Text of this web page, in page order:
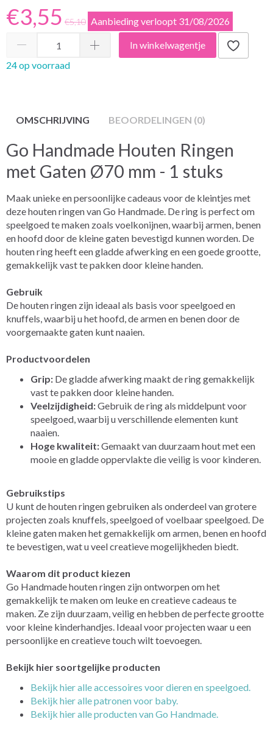
€3,55 €5,10 Aanbieding verloopt 31/08/2026
In winkelwagentje
24 op voorraad
OMSCHRIJVING BEOORDELINGEN (0)
Go Handmade Houten Ringen
met Gaten Ø70 mm - 1 stuks
Maak unieke en persoonlijke cadeaus voor de kleintjes met
deze houten ringen van Go Handmade. De ring is perfect om
speelgoed te maken zoals voelkonijnen, waarbij armen, benen
en hoofd door de kleine gaten bevestigd kunnen worden. De
houten ring heeft een gladde afwerking en een goede grootte,
gemakkelijk vast te pakken door kleine handen.
Gebruik
De houten ringen zijn ideaal als basis voor speelgoed en
knuffels, waarbij u het hoofd, de armen en benen door de
voorgemaakte gaten kunt naaien.
Productvoordelen
Grip: De gladde afwerking maakt de ring gemakkelijk
vast te pakken door kleine handen.
Veelzijdigheid:Gebruik de ring als middelpunt voor
speelgoed, waarbij u verschillende elementen kunt
naaien.
Hoge kwaliteit:Gemaakt van duurzaam hout met een
mooie en gladde oppervlakte die veilig is voor kinderen.
Gebruikstips
U kunt de houten ringen gebruiken als onderdeel van grotere
projecten zoals knuffels, speelgoed of voelbaar speelgoed. De
kleine gaten maken het gemakkelijk om armen, benen en hoofd
te bevestigen, wat u veel creatieve mogelijkheden biedt.
Waarom dit product kiezen
Go Handmade houten ringen zijn ontworpen om het
gemakkelijk te maken om leuke en creatieve cadeaus te
maken. Ze zijn duurzaam, veilig en hebben de perfecte grootte
voor kleine kinderhandjes. Ideaal voor projecten waar u een
persoonlijke en creatieve touch wilt toevoegen.
Bekijk hier soortgelijke producten
Bekijk hier alle accessoires voor dieren en speelgoed.
Bekijk hier alle patronen voor baby.
Bekijk hier alle producten van Go Handmade.